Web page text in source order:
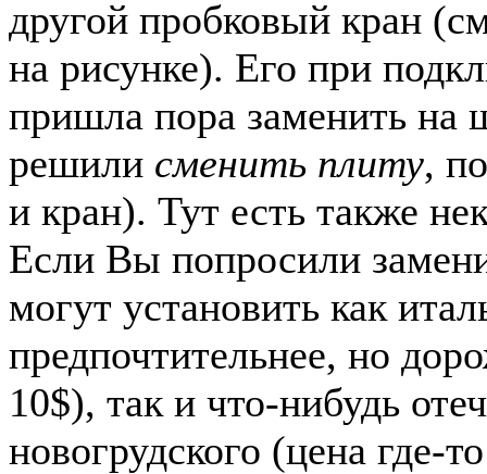
другой пробковый кран
на рисунке). Его при
пришла пора заменить на
решили сменить плиту,
и кран). Тут есть также
Если Вы попросили
могут установить как
предпочтительнее, но
10$), так и что-нибудь
новогрудского (цена где-